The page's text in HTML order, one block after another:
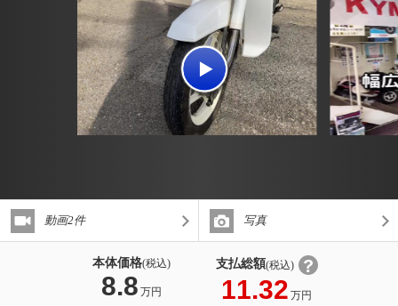
動画2件 写真
本体価格(税込)
8.8 万円
支払総額(税込)
11.32 万円